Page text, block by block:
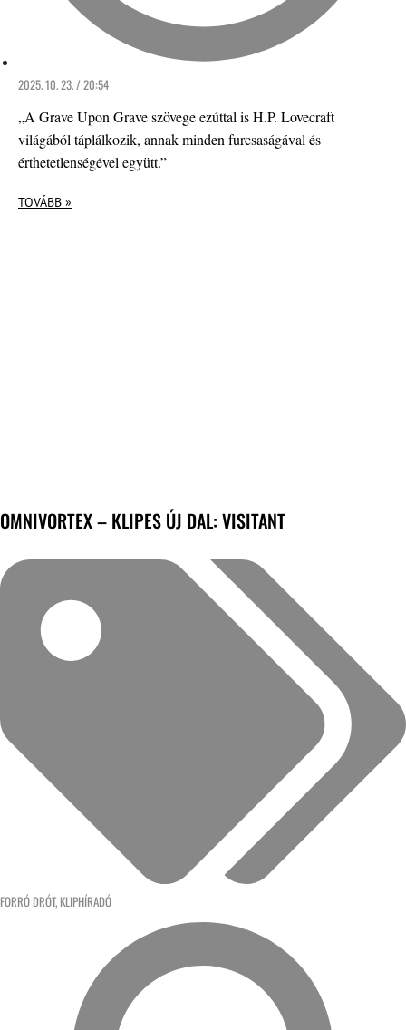
2025. 10. 23. / 20:54
„A Grave Upon Grave szövege ezúttal is H.P. Lovecraft
világából táplálkozik, annak minden furcsaságával és
érthetetlenségével együtt.”
TOVÁBB »
OMNIVORTEX – KLIPES ÚJ DAL: VISITANT
FORRÓ DRÓT, KLIPHÍRADÓ